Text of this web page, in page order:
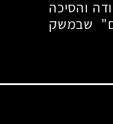
והסיכה
שבמשק